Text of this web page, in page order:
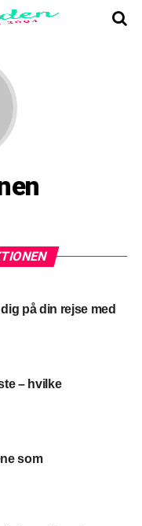
på din rejse med
– hvilke
som